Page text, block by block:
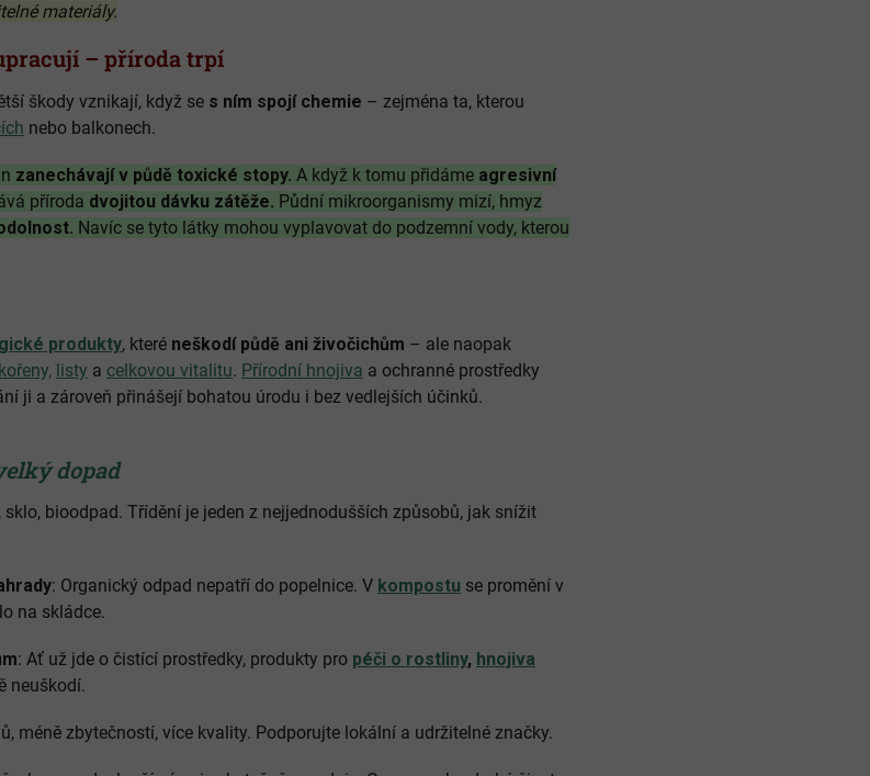
materiály.
– příroda trpí
škody vznikají, když se s ním spojí chemie – zejména ta, kterou
nebo balkonech.
zanechávají v půdě toxické stopy. A když k tomu přidáme agresivní
příroda dvojitou dávku zátěže. Půdní mikroorganismy mizí, hmyz
Navíc se tyto látky mohou vyplavovat do podzemní vody, kterou
produkty, které neškodí půdě ani živočichům – ale naopak
listy a celkovou vitalitu. Přírodní hnojiva a ochranné prostředky
ji a zároveň přinášejí bohatou úrodu i bez vedlejších účinků.
dopad
sklo, bioodpad. Třídění je jeden z nejjednodušších způsobů, jak snížit
: Organický odpad nepatří do popelnice. V kompostu se promění v
na skládce.
: Ať už jde o čistící prostředky, produkty pro péči o rostliny, hnojiva
neuškodí.
méně zbytečností, více kvality. Podporujte lokální a udržitelné značky.